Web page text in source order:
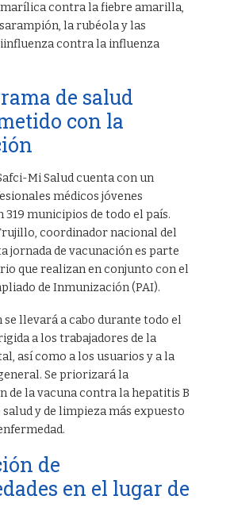
contra la fiebre amarilla,
la rubéola y las
contra la influenza
de salud
con la
Mi Salud cuenta con un
médicos jóvenes
319 municipios de todo el país.
coordinador nacional del
jornada de vacunación es parte
que realizan en conjunto con el
de Inmunización (PAI).
se llevará a cabo durante todo el
a los trabajadores de la
así como a los usuarios y a la
Se priorizará la
de la vacuna contra la hepatitis B
y de limpieza más expuesto
de
en el lugar de